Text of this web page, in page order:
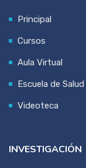
Principal
Cursos
Aula Virtual
Escuela de Salud
Videoteca
INVESTIGACIÓN